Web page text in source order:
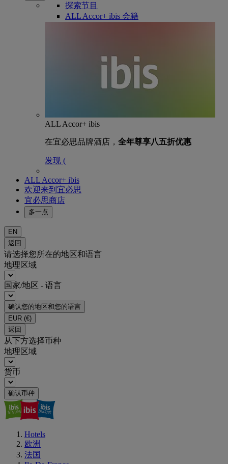
探索节目
ALL Accor+ ibis 会籍
ALL Accor+ ibis
在宜必思品牌酒店， 全年尊享八五折优惠
发现 (
ALL Accor+ ibis
欢迎来到宜必思
宜必思商店
多一点
EN
返回
请选择您所在的地区和语言
地理区域
国家/地区 - 语言
确认您的地区和您的语言
EUR (€)
返回
从下方选择币种
地理区域
货币
确认币种
Hotels
欧洲
法国